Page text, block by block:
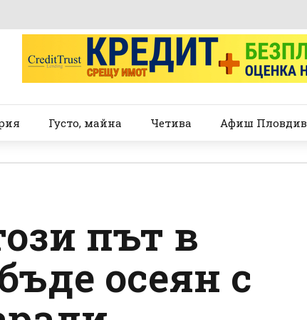
Густо, майна Четива Афиш Пловдив
път в
осеян с